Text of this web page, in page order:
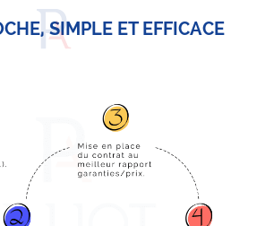
SIMPLE ET EFFICACE